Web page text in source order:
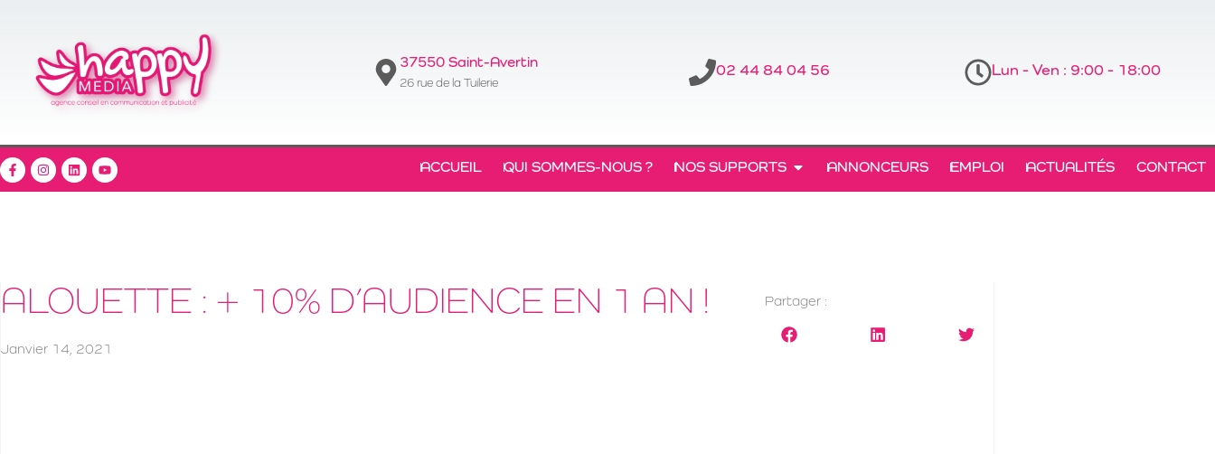
37550 Saint-Avertin
26 rue de la Tuilerie
02 44 84 04 56 Lun - Ven : 9:00 - 18:00
ACCUEIL QUI SOMMES-NOUS ? NOS SUPPORTS ANNONCEURS EMPLOI ACTUALITÉS CONTACT
ALOUETTE : + 10% D’AUDIENCE EN 1 AN !
Janvier 14, 2021
Partager :